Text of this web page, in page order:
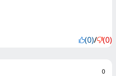
(0)/ (0)
0